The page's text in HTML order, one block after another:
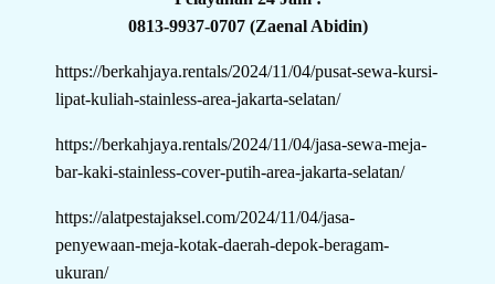
0813-9937-0707 (Zaenal Abidin)
https://berkahjaya.rentals/2024/11/04/pusat-sewa-kursi-
lipat-kuliah-stainless-area-jakarta-selatan/
https://berkahjaya.rentals/2024/11/04/jasa-sewa-meja-
bar-kaki-stainless-cover-putih-area-jakarta-selatan/
https://alatpestajaksel.com/2024/11/04/jasa-
penyewaan-meja-kotak-daerah-depok-beragam-
ukuran/